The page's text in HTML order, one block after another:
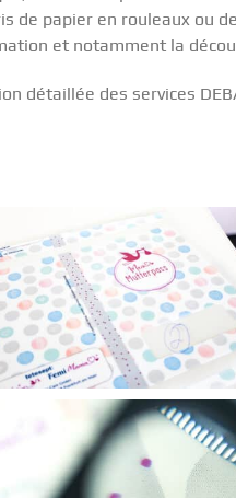
de papier en rouleaux ou
et notamment la
détaillée des services